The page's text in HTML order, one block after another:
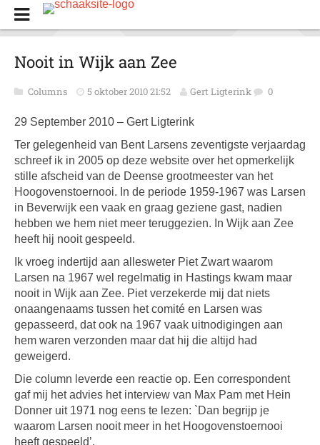
Nooit in Wijk aan Zee
Columns 5 oktober 2010 21:52 Gert Ligterink 0
29 September 2010 – Gert Ligterink
Ter gelegenheid van Bent Larsens zeventigste verjaardag
schreef ik in 2005 op deze website over het opmerkelijk
stille afscheid van de Deense grootmeester van het
Hoogovenstoernooi. In de periode 1959-1967 was Larsen
in Beverwijk een vaak en graag geziene gast, nadien
hebben we hem niet meer teruggezien. In Wijk aan Zee
heeft hij nooit gespeeld.
Ik vroeg indertijd aan allesweter Piet Zwart waarom
Larsen na 1967 wel regelmatig in Hastings kwam maar
nooit in Wijk aan Zee. Piet verzekerde mij dat niets
onaangenaams tussen het comité en Larsen was
gepasseerd, dat ook na 1967 vaak uitnodigingen aan
hem waren verzonden maar dat hij die altijd had
geweigerd.
Die column leverde een reactie op. Een correspondent
gaf mij het advies het interview van Max Pam met Hein
Donner uit 1971 nog eens te lezen: `Dan begrijp je
waarom Larsen nooit meer in het Hoogovenstoernooi
heeft gespeeld’.